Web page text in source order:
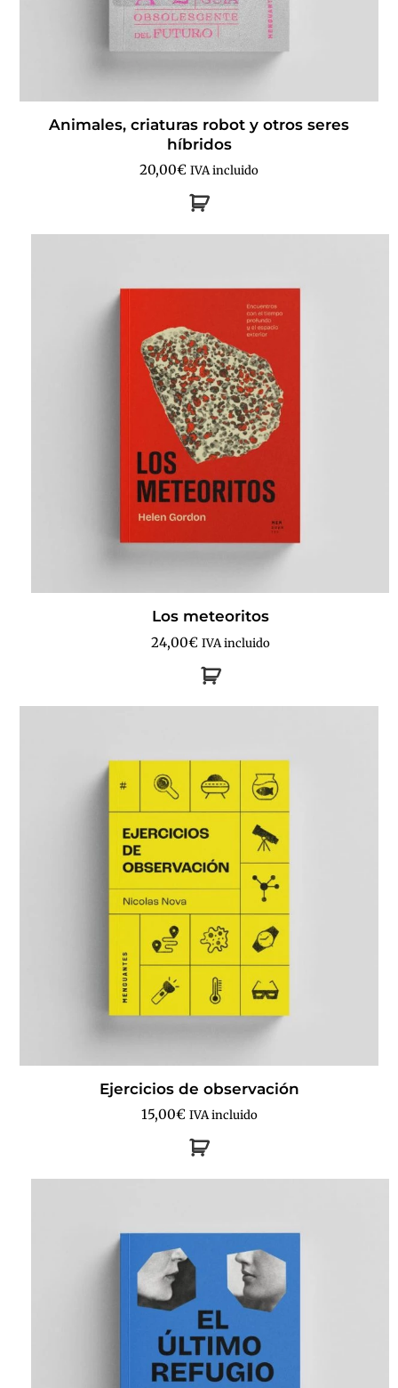
Animales, criaturas robot y otros seres
híbridos
20,00€ IVA incluido
Los meteoritos
24,00€ IVA incluido
Ejercicios de observación
15,00€ IVA incluido